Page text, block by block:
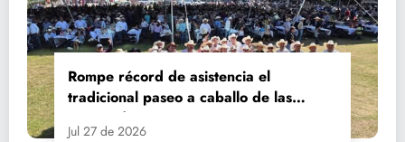
Rompe récord de asistencia el
tradicional paseo a caballo de las
Fiestas de Santiago y Santa Ana
Jul 27 de 2026